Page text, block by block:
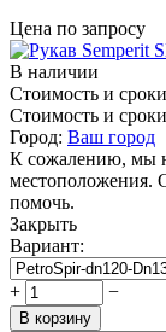
Цена по запросу
В наличии
Стоимость и
Стоимость и
Город: Ваш город
К сожалению, мы
местоположения.
помочь.
Закрыть
Вариант:
+ −
В корзину